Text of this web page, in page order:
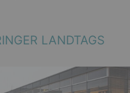
LANDTAGS